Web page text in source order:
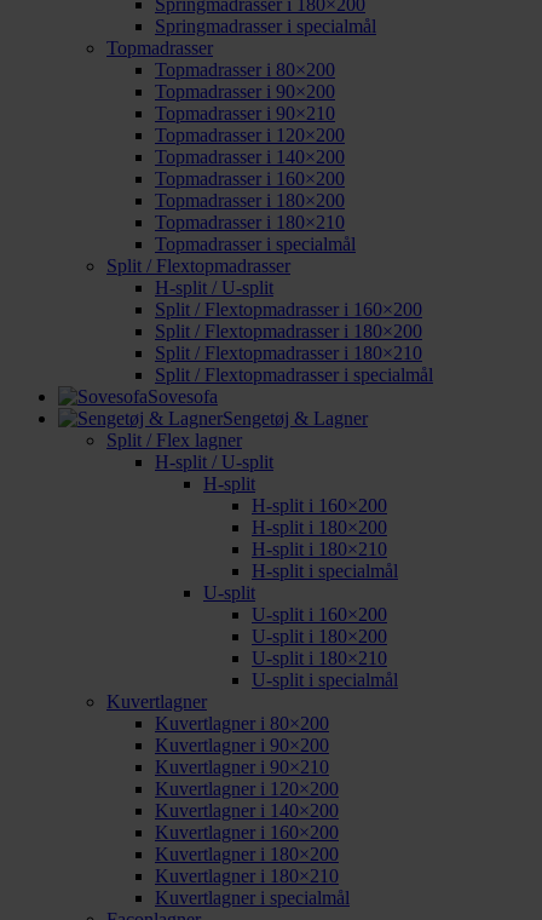
Springmadrasser i specialmål
Topmadrasser
Topmadrasser i 80×200
Topmadrasser i 90×200
Topmadrasser i 90×210
Topmadrasser i 120×200
Topmadrasser i 140×200
Topmadrasser i 160×200
Topmadrasser i 180×200
Topmadrasser i 180×210
Topmadrasser i specialmål
Split / Flextopmadrasser
H-split / U-split
Split / Flextopmadrasser i 160×200
Split / Flextopmadrasser i 180×200
Split / Flextopmadrasser i 180×210
Split / Flextopmadrasser i specialmål
Sovesofa
Sengetøj & Lagner
Split / Flex lagner
H-split / U-split
H-split
H-split i 160×200
H-split i 180×200
H-split i 180×210
H-split i specialmål
U-split
U-split i 160×200
U-split i 180×200
U-split i 180×210
U-split i specialmål
Kuvertlagner
Kuvertlagner i 80×200
Kuvertlagner i 90×200
Kuvertlagner i 90×210
Kuvertlagner i 120×200
Kuvertlagner i 140×200
Kuvertlagner i 160×200
Kuvertlagner i 180×200
Kuvertlagner i 180×210
Kuvertlagner i specialmål